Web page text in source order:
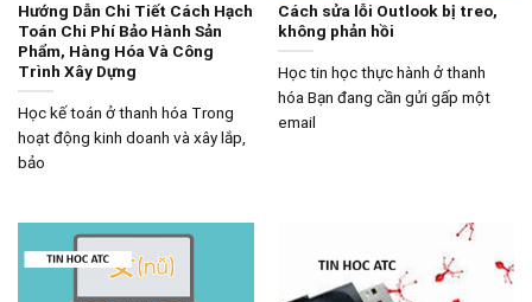
Hướng Dẫn Chi Tiết Cách Hạch
Toán Chi Phí Bảo Hành Sản
Phẩm, Hàng Hóa Và Công
Trình Xây Dựng
Học kế toán ở thanh hóa Trong
hoạt động kinh doanh và xây lắp,
bảo
Cách sửa lỗi Outlook bị treo,
không phản hồi
Học tin học thực hành ở thanh
hóa Bạn đang cần gửi gấp một
email